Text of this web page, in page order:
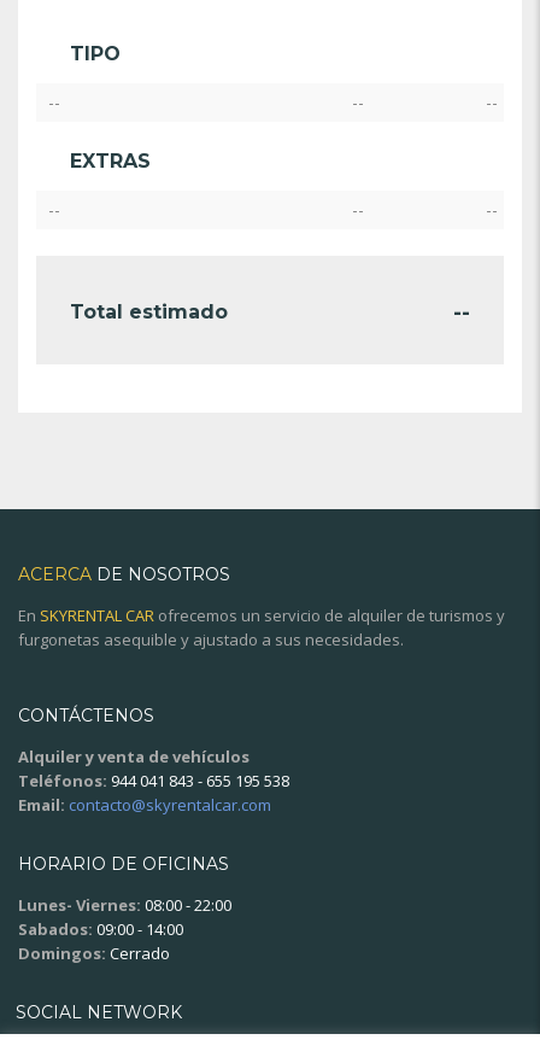
TIPO
-- -- --
EXTRAS
-- -- --
Total estimado --
ACERCA DE NOSOTROS
En SKYRENTAL CAR ofrecemos un servicio de alquiler de turismos y
furgonetas asequible y ajustado a sus necesidades.
CONTÁCTENOS
Alquiler y venta de vehículos
Teléfonos: 944 041 843 - 655 195 538
Email: contacto@skyrentalcar.com
HORARIO DE OFICINAS
Lunes- Viernes: 08:00 - 22:00
Sabados: 09:00 - 14:00
Domingos: Cerrado
SOCIAL NETWORK